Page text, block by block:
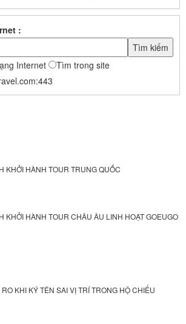
:
Internet
Tìm trong site
KHỞI HÀNH TOUR TRUNG QUỐC
KHỞI HÀNH TOUR CHÂU ÂU LINH HOẠT GOEUGO
RO KHI KÝ TÊN SAI VỊ TRÍ TRONG HỘ CHIẾU